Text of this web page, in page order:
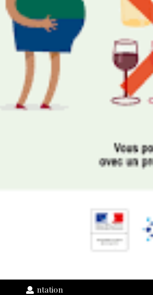
ntation